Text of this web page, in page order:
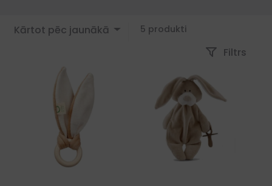
Kārtot pēc jaunākā 5 produkti
Sorted
by
latest
Filtrs